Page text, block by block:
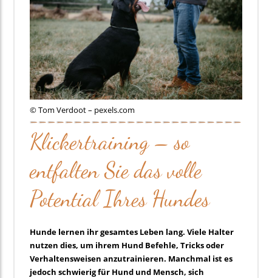
© Tom Verdoot – pexels.com
Klickertraining – so
entfalten Sie das volle
Potential Ihres Hundes
Hunde lernen ihr gesamtes Leben lang. Viele Halter
nutzen dies, um ihrem Hund Befehle, Tricks oder
Verhaltensweisen anzutrainieren. Manchmal ist es
jedoch schwierig für Hund und Mensch, sich